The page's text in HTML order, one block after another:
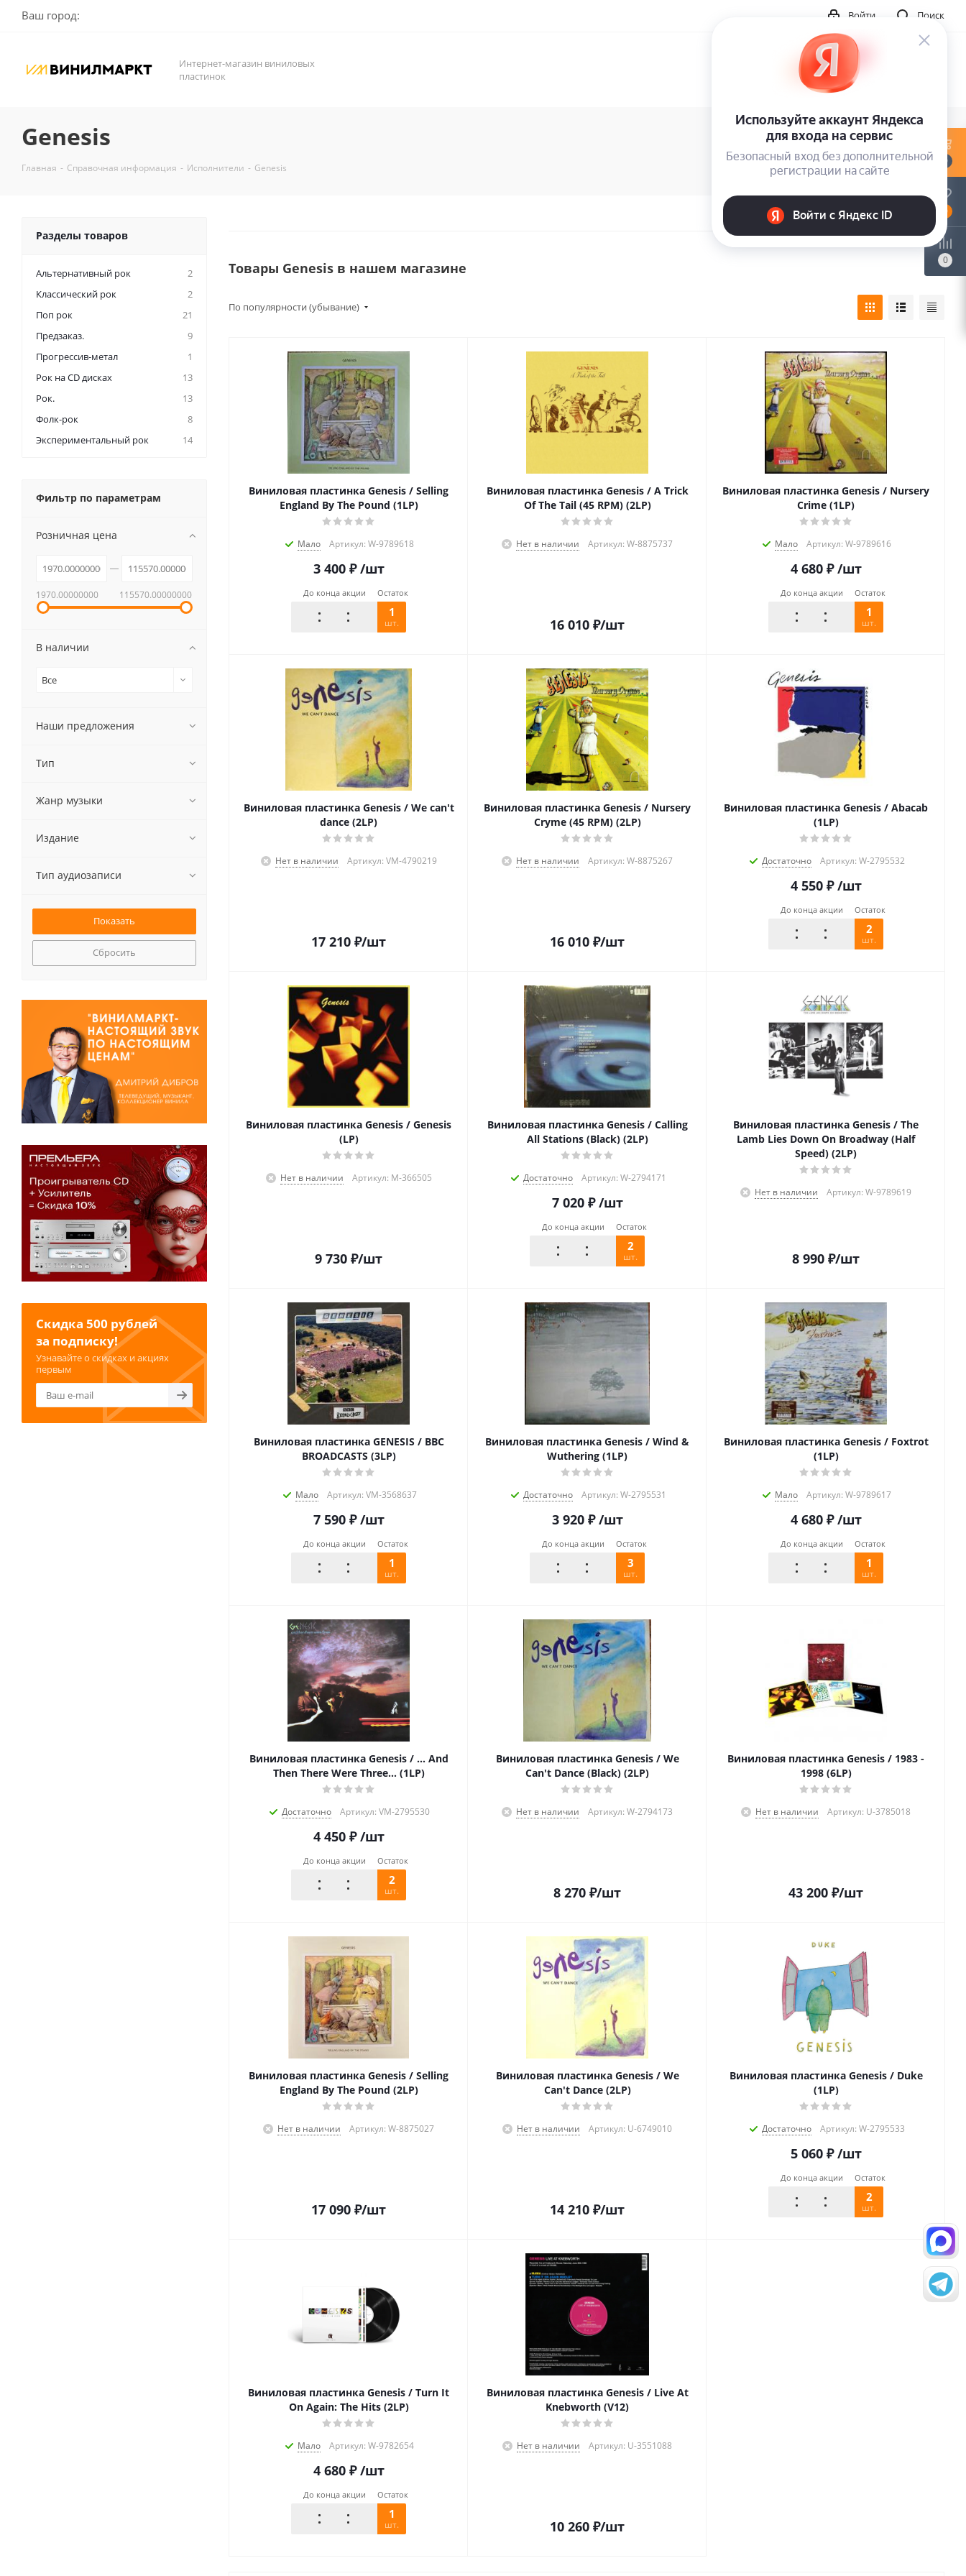
Ваш город: Поиск
Войти
Интернет-магазин виниловых
пластинок
Genesis
Главная - Справочная информация - Исполнители - Genesis
Товары Genesis в нашем магазине
По популярности (убывание)
Виниловая пластинка Genesis / Selling
England By The Pound (1LP)
Мало Артикул: W-9789618
3 400₽ /шт
До конца акции Остаток
1
шт.
Виниловая пластинка Genesis / A Trick
Of The Tail (45 RPM) (2LP)
Нет в наличии Артикул: W-8875737
16 010 ₽/шт
Виниловая пластинка Genesis / Nursery
Crime (1LP)
Мало Артикул: W-9789616
4 680₽ /шт
До конца акции Остаток
1
шт.
Виниловая пластинка Genesis / We can't
dance (2LP)
Нет в наличии Артикул: VM-4790219
17 210 ₽/шт
Виниловая пластинка Genesis / Nursery
Cryme (45 RPM) (2LP)
Нет в наличии Артикул: W-8875267
16 010 ₽/шт
Виниловая пластинка Genesis / Abacab
(1LP)
Достаточно Артикул: W-2795532
4 550₽ /шт
До конца акции Остаток
2
шт.
Виниловая пластинка Genesis / Genesis
(LP)
Нет в наличии Артикул: M-366505
9 730 ₽/шт
Виниловая пластинка Genesis / Calling
All Stations (Black) (2LP)
Достаточно Артикул: W-2794171
7 020₽ /шт
До конца акции Остаток
2
шт.
Виниловая пластинка Genesis / The
Lamb Lies Down On Broadway (Half
Speed) (2LP)
Нет в наличии Артикул: W-9789619
8 990 ₽/шт
Виниловая пластинка GENESIS / BBC
BROADCASTS (3LP)
Мало Артикул: VM-3568637
7 590₽ /шт
До конца акции Остаток
1
шт.
Виниловая пластинка Genesis / Wind &
Wuthering (1LP)
Достаточно Артикул: W-2795531
3 920₽ /шт
До конца акции Остаток
3
шт.
Виниловая пластинка Genesis / Foxtrot
(1LP)
Мало Артикул: W-9789617
4 680₽ /шт
До конца акции Остаток
1
шт.
Виниловая пластинка Genesis / ... And
Then There Were Three… (1LP)
Достаточно Артикул: VM-2795530
4 450₽ /шт
До конца акции Остаток
2
шт.
Виниловая пластинка Genesis / We
Can't Dance (Black) (2LP)
Нет в наличии Артикул: W-2794173
8 270 ₽/шт
Виниловая пластинка Genesis / 1983 -
1998 (6LP)
Нет в наличии Артикул: U-3785018
43 200 ₽/шт
Виниловая пластинка Genesis / Selling
England By The Pound (2LP)
Нет в наличии Артикул: W-8875027
17 090 ₽/шт
Виниловая пластинка Genesis / We
Can't Dance (2LP)
Нет в наличии Артикул: U-6749010
14 210 ₽/шт
Виниловая пластинка Genesis / Duke
(1LP)
Достаточно Артикул: W-2795533
5 060₽ /шт
До конца акции Остаток
2
шт.
Виниловая пластинка Genesis / Turn It
On Again: The Hits (2LP)
Мало Артикул: W-9782654
4 680₽ /шт
До конца акции Остаток
1
шт.
Виниловая пластинка Genesis / Live At
Knebworth (V12)
Нет в наличии Артикул: U-3551088
10 260 ₽/шт
Разделы товаров
Альтернативный рок
2
Классический рок
2
Поп рок
21
Предзаказ.
9
Прогрессив-метал
1
Рок на CD дисках
13
Рок.
13
Фолк-рок
8
Экспериментальный рок
14
Фильтр по параметрам
Розничная цена
1970.00000000 115570.00000000
В наличии
Все
Наши предложения
Тип
Жанр музыки
Издание
Тип аудиозаписи
Сбросить
Скидка 500 рублей
за подписку!
Узнавайте о скидках и акциях
первым
0
0
0